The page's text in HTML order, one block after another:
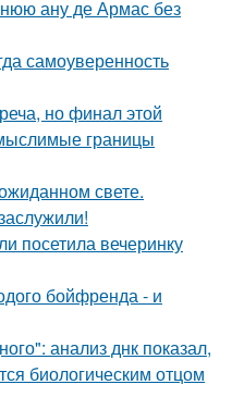
ану де Армас без
самоуверенность
но финал этой
границы
свете.
посетила вечеринку
бойфренда - и
анализ днк показал,
биологическим отцом